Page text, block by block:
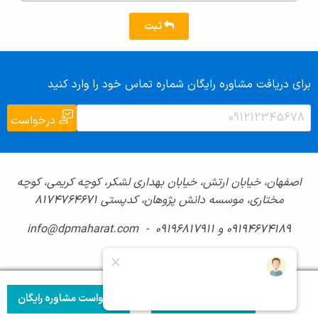
درخواست مشاوره رایگان
ثبت
برای دریافت مشاوره رایگان شماره تماس خود را وارد کنید
اصفهان، خیابان ارتش، خیابان بهداری لشکر، کوچه کریمی، کوچه
مختاری، موسسه دانش پژوهان، کدپستی ۸۱۷۴۷۶۴۶۷۱
09194674189 و 09196817911 - info@dpmaharat.com